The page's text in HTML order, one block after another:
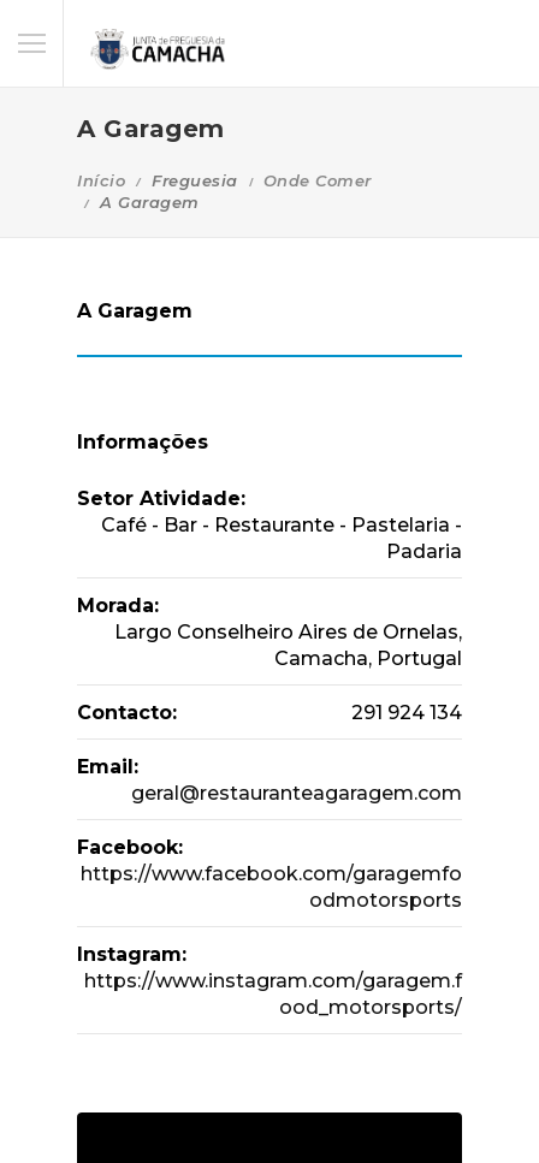
A Garagem
Início Freguesia
Onde Comer
A Garagem
A Garagem
Informações
Setor Atividade:
Café - Bar - Restaurante - Pastelaria -
Padaria
Morada:
Largo Conselheiro Aires de Ornelas,
Camacha, Portugal
Contacto: 291 924 134
Email:
geral@restauranteagaragem.com
Facebook:
https://www.facebook.com/garagemfo
odmotorsports
Instagram:
https://www.instagram.com/garagem.f
ood_motorsports/